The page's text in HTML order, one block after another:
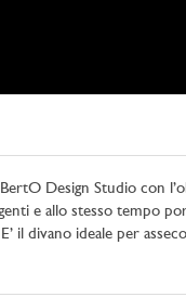
Design Studio con
e allo stesso tempo
il divano ideale per